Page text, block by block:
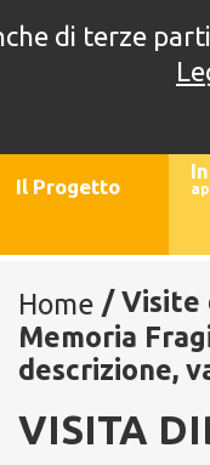
4°
Il Progetto
Home /Visite
Memoria
descrizione,
VISITA
di terze